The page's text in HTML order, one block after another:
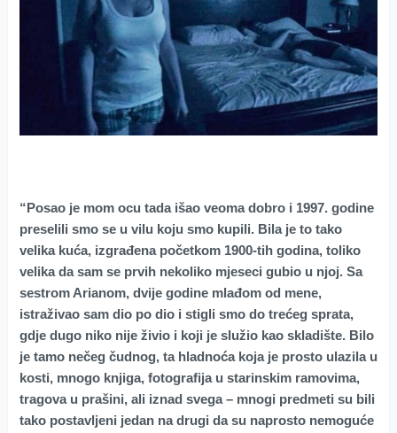
“Posao je mom ocu tada išao veoma dobro i 1997. godine
preselili smo se u vilu koju smo kupili. Bila je to tako
velika kuća, izgrađena početkom 1900-tih godina, toliko
velika da sam se prvih nekoliko mjeseci gubio u njoj. Sa
sestrom Arianom, dvije godine mlađom od mene,
istraživao sam dio po dio i stigli smo do trećeg sprata,
gdje dugo niko nije živio i koji je služio kao skladište. Bilo
je tamo nečeg čudnog, ta hladnoća koja je prosto ulazila u
kosti, mnogo knjiga, fotografija u starinskim ramovima,
tragova u prašini, ali iznad svega – mnogi predmeti su bili
tako postavljeni jedan na drugi da su naprosto nemoguće